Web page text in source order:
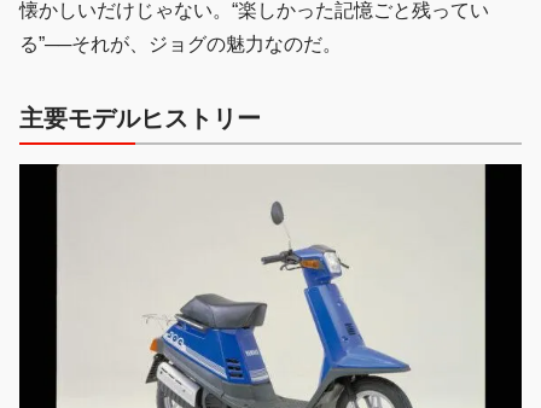
懐かしいだけじゃない。“楽しかった記憶ごと残ってい
る”──それが、ジョグの魅力なのだ。
主要モデルヒストリー